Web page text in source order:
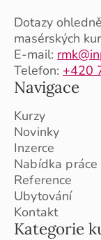
Dotazy
masérských
E-mail:
Telefon: +420
Navigace
Kurzy
Novinky
Inzerce
Nabídka práce
Reference
Ubytování
Kontakt
Kategorie